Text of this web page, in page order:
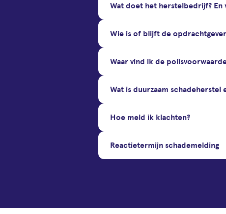
Wat doet het herstelbedrijf? En
Wie is of blijft de
Waar vind ik de
Wat is duurzaam schadeherstel
Hoe meld ik klachten?
Reactietermijn schademelding